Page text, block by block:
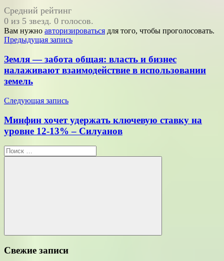
Средний рейтинг
0 из 5 звезд. 0 голосов.
Вам нужно авторизироваться для того, чтобы проголосовать.
Навигация
по
записям
Предыдущая запись
Земля — забота общая: власть и бизнес
налаживают взаимодействие в использовании
земель
Следующая запись
Минфин хочет удержать ключевую ставку на
уровне 12-13% – Силуанов
Поиск
для:
Поиск
Свежие записи